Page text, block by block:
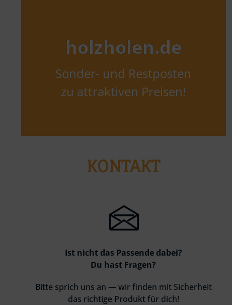
holzholen.de
Sonder- und Restposten
zu attraktiven Preisen!
KONTAKT
Ist nicht das Passende dabei?
Du hast Fragen?
Bitte sprich uns an — wir finden mit Sicherheit
das richtige Produkt für dich!